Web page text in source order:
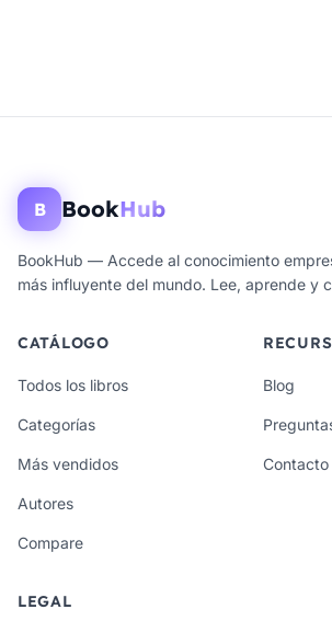
B BookHub
BookHub — Accede al conocimiento
más influyente del mundo. Lee, aprende y
CATÁLOGO
Todos los libros
Categorías
Más vendidos
Autores
Compare
Blog
Contacto
LEGAL